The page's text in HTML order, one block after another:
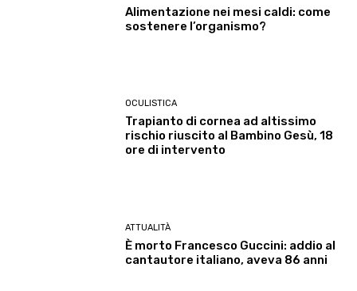
Alimentazione nei mesi caldi: come
sostenere l’organismo?
OCULISTICA
Trapianto di cornea ad altissimo
rischio riuscito al Bambino Gesù, 18
ore di intervento
ATTUALITÀ
È morto Francesco Guccini: addio al
cantautore italiano, aveva 86 anni